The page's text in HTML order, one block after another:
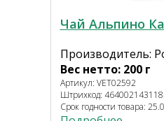
Чай Альпино
Производитель:
Вес нетто: 200 г
Артикул: VET02592
Штрихкод:
Срок годности товара: